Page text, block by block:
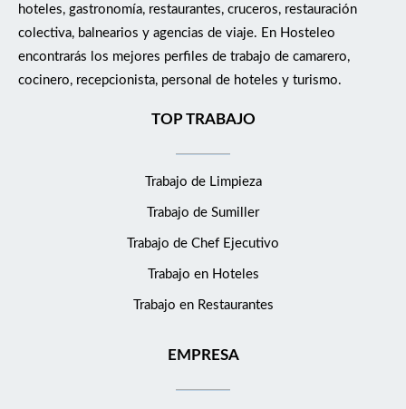
hoteles, gastronomía, restaurantes, cruceros, restauración
colectiva, balnearios y agencias de viaje. En Hosteleo
encontrarás los mejores perfiles de trabajo de camarero,
cocinero, recepcionista, personal de hoteles y turismo.
TOP TRABAJO
Trabajo de Limpieza
Trabajo de Sumiller
Trabajo de Chef Ejecutivo
Trabajo en Hoteles
Trabajo en Restaurantes
EMPRESA